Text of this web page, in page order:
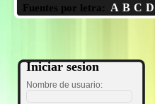
Fuentes por letra: A B C D
Iniciar sesion
Nombre de usuario: